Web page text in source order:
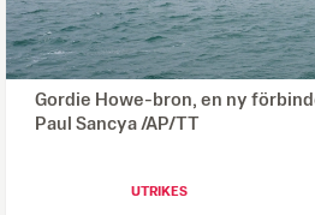
Gordie Howe-bron, en ny
Paul Sancya /AP/TT
UTRIKES